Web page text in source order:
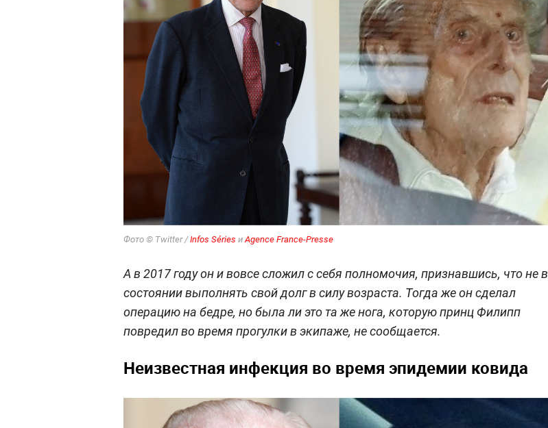
Фото © Twitter /Infos Séries иAgence France-Presse
А в 2017 году он и вовсе сложил с себя полномочия, признавшись, что не в
состоянии выполнять свой долг в силу возраста. Тогда же он сделал
операцию на бедре, но была ли это та же нога, которую принц Филипп
повредил во время прогулки в экипаже, не сообщается.
Неизвестная инфекция во время эпидемии ковида